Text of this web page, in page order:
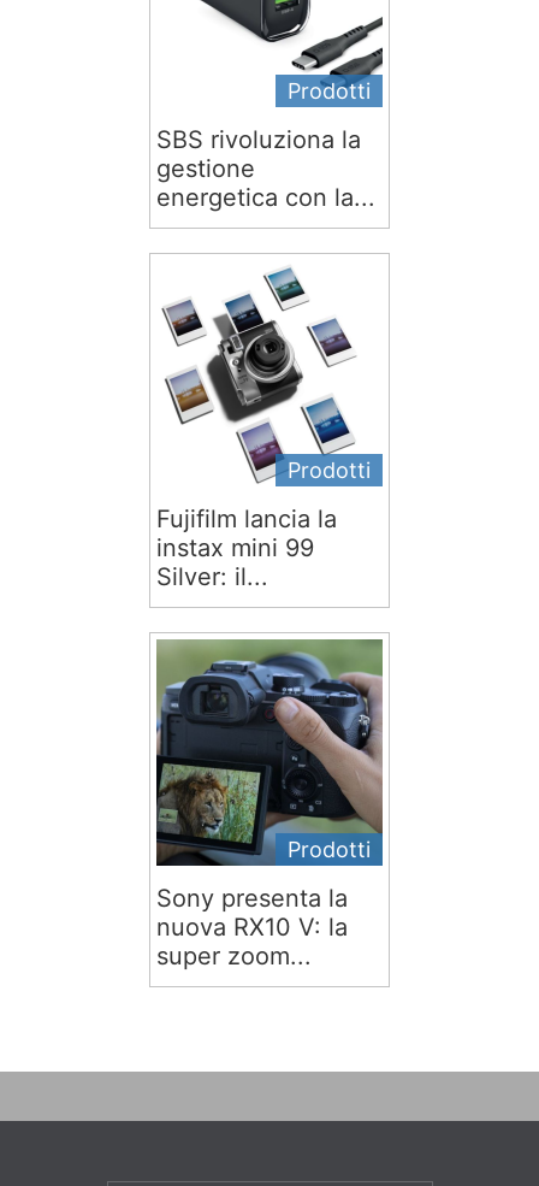
Prodotti
SBS rivoluziona la
gestione
energetica con la...
Prodotti
Fujifilm lancia la
instax mini 99
Silver: il...
Prodotti
Sony presenta la
nuova RX10 V: la
super zoom...